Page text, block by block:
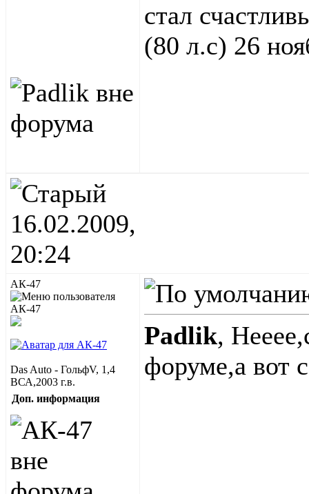
стал
(80 л.с) 26
16.02.2009,
20:24
АК-47
Das Auto - ГольфV, 1,4
ВСА,2003 г.в.
Доп. информация
Padlik,
форуме,а вот